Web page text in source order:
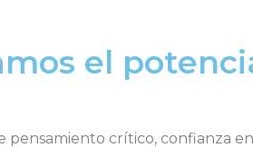
el
pensamiento crítico, confianza